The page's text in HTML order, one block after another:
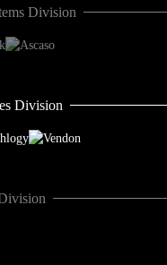
Division
Division